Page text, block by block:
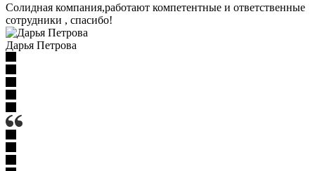
Солидная компания,работают компетентные и ответственные
сотрудники , спасибо!
Дарья Петрова